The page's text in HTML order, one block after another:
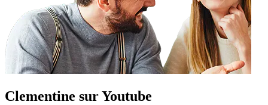
Clementine sur Youtube